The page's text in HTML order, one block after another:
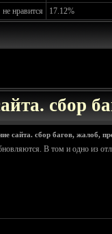
не нравится
17.12%
сбор
сайта. сбор багов, жалоб,
В том и одно из